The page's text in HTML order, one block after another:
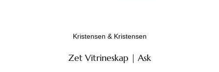
Kristensen & Kristensen
Zet Vitrineskap | Ask